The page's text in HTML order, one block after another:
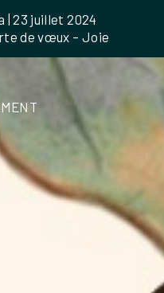
|23 juillet 2024
de vœux – Joie